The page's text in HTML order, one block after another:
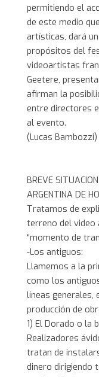
permitiendo el
de este medio
artísticas, dará
propósitos del
videoartistas
Geetere,
afirman la
entre directores
al evento.
(Lucas Bambozzi)
BREVE
ARGENTINA DE
Tratamos de
terreno del video
“momento de
-Los antiguos:
Llamemos a la
como los
líneas generales,
producción de
1) El Dorado o la
Realizadores
tratan de
dinero dirigiendo